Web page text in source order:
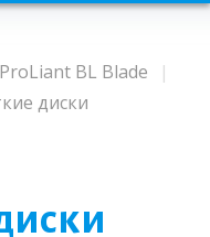
ProLiant BL Blade
диски